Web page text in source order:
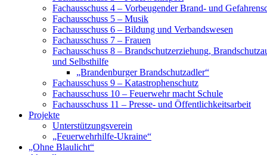
Fachausschuss 4 – Vorbeugender Brand- und
Fachausschuss 5 – Musik
Fachausschuss 6 – Bildung und Verbandswesen
Fachausschuss 7 – Frauen
Fachausschuss 8 – Brandschutzerziehung,
und Selbsthilfe
„Brandenburger Brandschutzadler“
Fachausschuss 9 – Katastrophenschutz
Fachausschuss 10 – Feuerwehr macht Schule
Fachausschuss 11 – Presse- und Öffentlichkeitsarbeit
Projekte
Unterstützungsverein
„Feuerwehrhilfe-Ukraine“
„Ohne Blaulicht“